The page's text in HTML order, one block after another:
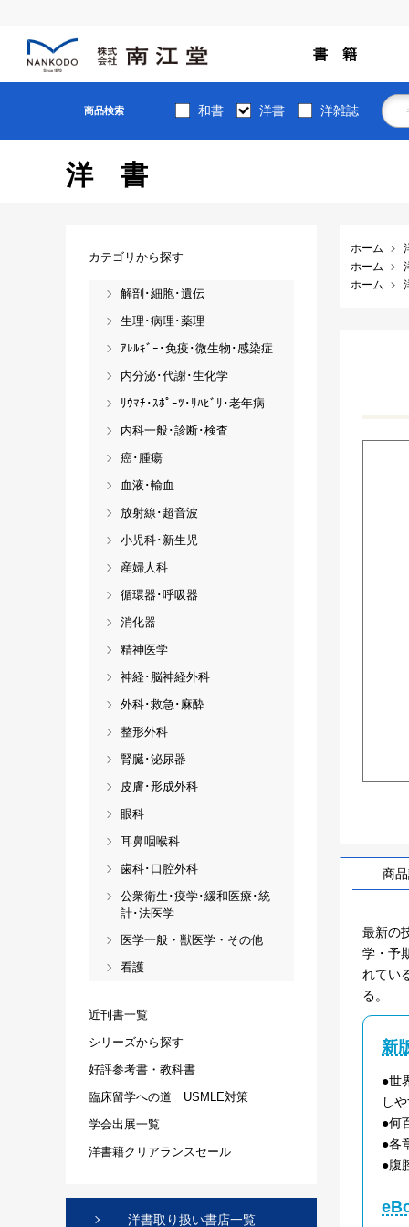
書 籍
商品検索 和書 洋書 洋雑誌
洋書
ホーム
ホーム
ホーム
商
最新の
学・予
れてい
る。
新
●世
し
●何
●各
●腹
カテゴリから探す
解剖･細胞･遺伝
生理･病理･薬理
ｱﾚﾙｷﾞｰ･免疫･微生物･感染症
内分泌･代謝･生化学
ﾘｳﾏﾁ･ｽﾎﾟｰﾂ･ﾘﾊﾋﾞﾘ･老年病
内科一般･診断･検査
癌･腫瘍
血液･輸血
放射線･超音波
小児科･新生児
産婦人科
循環器･呼吸器
消化器
精神医学
神経･脳神経外科
外科･救急･麻酔
整形外科
腎臓･泌尿器
皮膚･形成外科
眼科
耳鼻咽喉科
歯科･口腔外科
公衆衛生･疫学･緩和医療･統
計･法医学
医学一般・獣医学・その他
看護
近刊書一覧
シリーズから探す
好評参考書・教科書
臨床留学への道 USMLE対策
学会出展一覧
洋書籍クリアランスセール
洋書取り扱い書店一覧